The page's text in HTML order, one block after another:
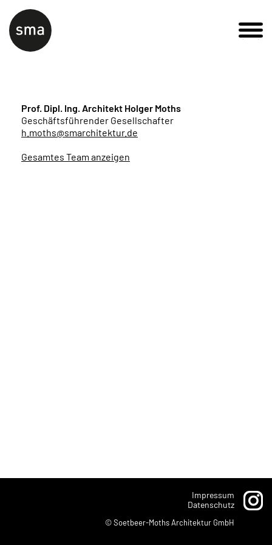
Prof. Dipl. Ing. Architekt Holger Moths
Geschäftsführender Gesellschafter
h.moths@smarchitektur.de
Gesamtes Team anzeigen
Impressum
Datenschutz
© Soetbeer-Moths Architektur GmbH